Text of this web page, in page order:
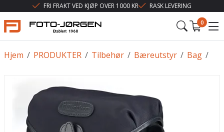
FRI FRAKT VED KJØP OVER 1000 KR RASK LEVERING
0
/
Hjem /
PRODUKTER /
Tilbehør /
Bæreutstyr /
Bag